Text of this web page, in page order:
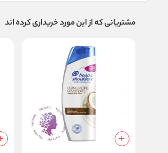
مشتریانی که از این مورد خریداری کرده اند